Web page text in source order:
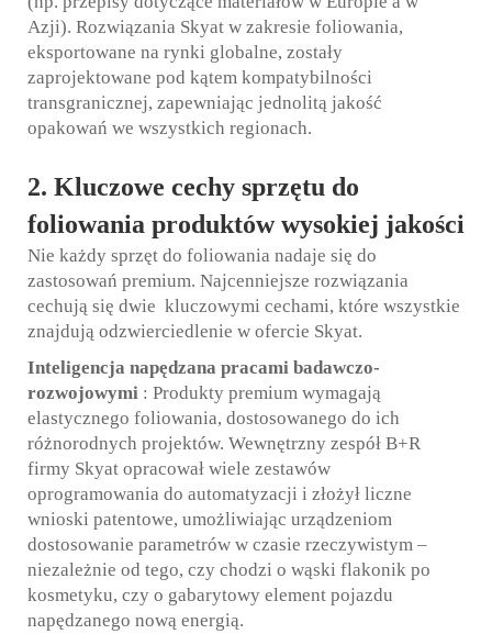
Azji). Rozwiązania Skyat w zakresie foliowania,
eksportowane na rynki globalne, zostały
zaprojektowane pod kątem kompatybilności
transgranicznej, zapewniając jednolitą jakość
opakowań we wszystkich regionach.
2. Kluczowe cechy sprzętu do
foliowania produktów wysokiej jakości
Nie każdy sprzęt do foliowania nadaje się do
zastosowań premium. Najcenniejsze rozwiązania
cechują się dwie kluczowymi cechami, które wszystkie
znajdują odzwierciedlenie w ofercie Skyat.
Inteligencja napędzana pracami badawczo-
rozwojowymi : Produkty premium wymagają
elastycznego foliowania, dostosowanego do ich
różnorodnych projektów. Wewnętrzny zespół B+R
firmy Skyat opracował wiele zestawów
oprogramowania do automatyzacji i złożył liczne
wnioski patentowe, umożliwiając urządzeniom
dostosowanie parametrów w czasie rzeczywistym –
niezależnie od tego, czy chodzi o wąski flakonik po
kosmetyku, czy o gabarytowy element pojazdu
napędzanego nową energią.